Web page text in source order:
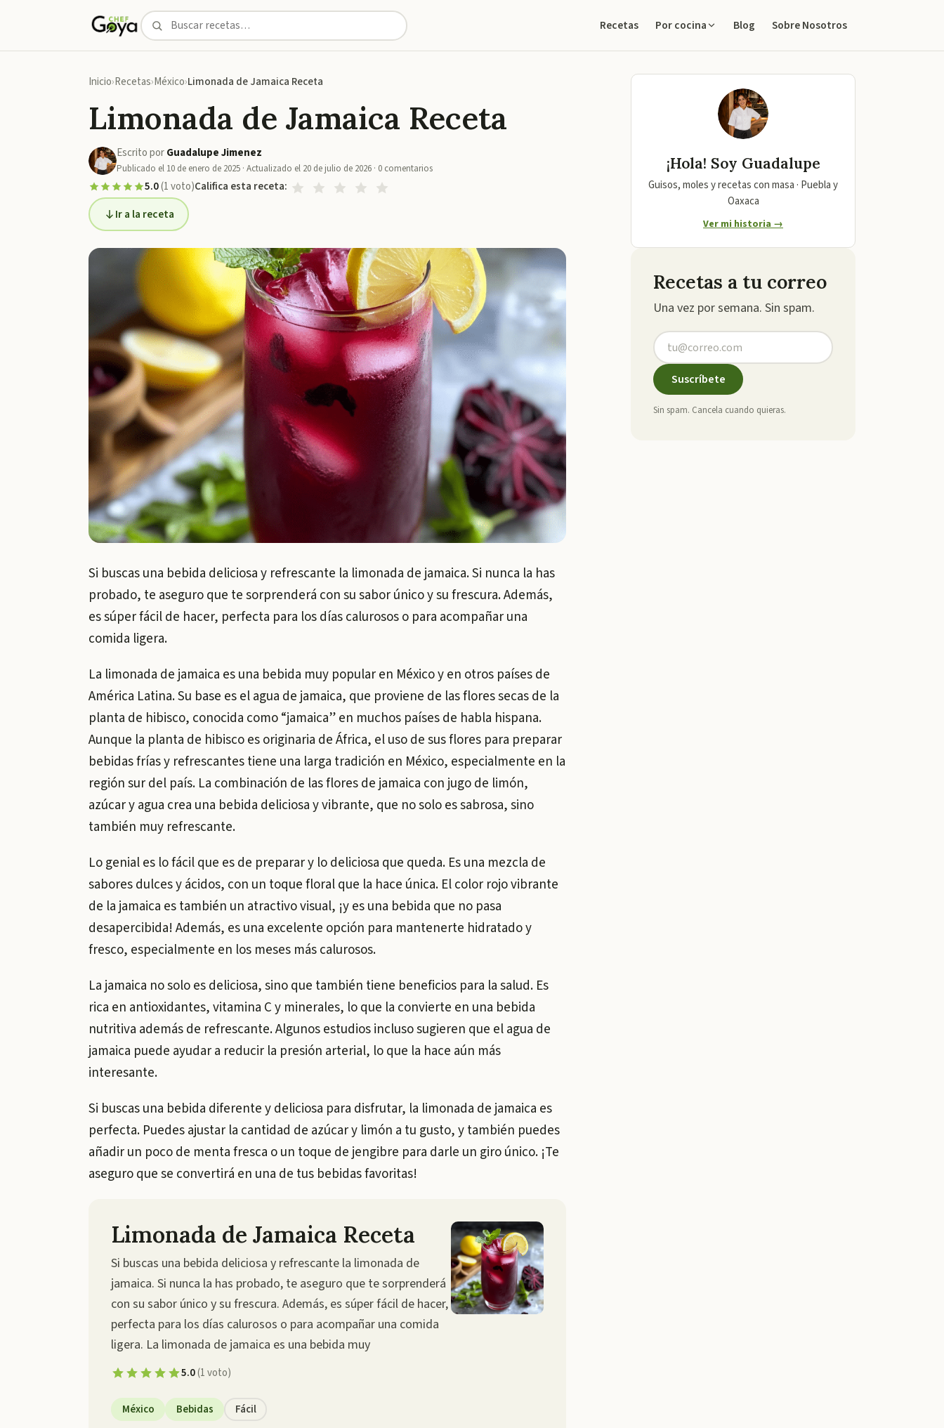
Recetas Por cocina Blog Sobre Nosotros
Inicio Recetas México Limonada de Jamaica Receta
Limonada de Jamaica Receta
Escrito porGuadalupe Jimenez
Publicado el 10 de enero de 2025 · Actualizado el 20 de julio de 2026 · 0 comentarios
5.0(1voto)Califica esta receta:
Ir a la receta
Si buscas una bebida deliciosa y refrescante la limonada de jamaica. Si nunca la has
probado, te aseguro que te sorprenderá con su sabor único y su frescura. Además,
es súper fácil de hacer, perfecta para los días calurosos o para acompañar una
comida ligera.
La limonada de jamaica es una bebida muy popular en México y en otros países de
América Latina. Su base es el agua de jamaica, que proviene de las flores secas de la
planta de hibisco, conocida como “jamaica” en muchos países de habla hispana.
Aunque la planta de hibisco es originaria de África, el uso de sus flores para preparar
bebidas frías y refrescantes tiene una larga tradición en México, especialmente en la
región sur del país. La combinación de las flores de jamaica con jugo de limón,
azúcar y agua crea una bebida deliciosa y vibrante, que no solo es sabrosa, sino
también muy refrescante.
Lo genial es lo fácil que es de preparar y lo deliciosa que queda. Es una mezcla de
sabores dulces y ácidos, con un toque floral que la hace única. El color rojo vibrante
de la jamaica es también un atractivo visual, ¡y es una bebida que no pasa
desapercibida! Además, es una excelente opción para mantenerte hidratado y
fresco, especialmente en los meses más calurosos.
La jamaica no solo es deliciosa, sino que también tiene beneficios para la salud. Es
rica en antioxidantes, vitamina C y minerales, lo que la convierte en una bebida
nutritiva además de refrescante. Algunos estudios incluso sugieren que el agua de
jamaica puede ayudar a reducir la presión arterial, lo que la hace aún más
interesante.
Si buscas una bebida diferente y deliciosa para disfrutar, la limonada de jamaica es
perfecta. Puedes ajustar la cantidad de azúcar y limón a tu gusto, y también puedes
añadir un poco de menta fresca o un toque de jengibre para darle un giro único. ¡Te
aseguro que se convertirá en una de tus bebidas favoritas!
Limonada de Jamaica Receta
Si buscas una bebida deliciosa y refrescante la limonada de
jamaica. Si nunca la has probado, te aseguro que te sorprenderá
con su sabor único y su frescura. Además, es súper fácil de hacer,
perfecta para los días calurosos o para acompañar una comida
ligera. La limonada de jamaica es una bebida muy
5.0(1voto)
México Bebidas Fácil
¡Hola! Soy Guadalupe
Guisos, moles y recetas con masa · Puebla y
Oaxaca
Ver mi historia →
Recetas a tu correo
Una vez por semana. Sin spam.
Suscríbete
Sin spam. Cancela cuando quieras.